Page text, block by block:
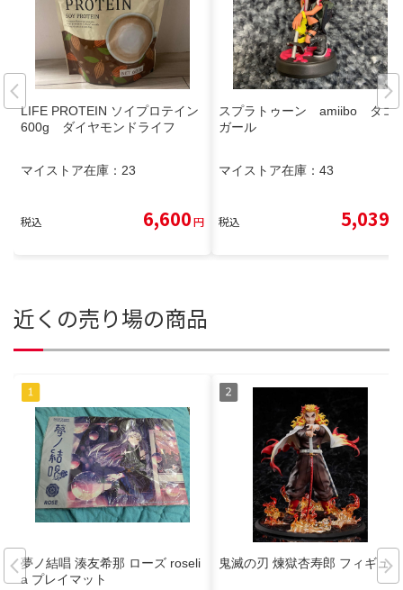
LIFE PROTEIN ソイプロテイン
600g ダイヤモンドライフ
マイストア在庫： 23
税込 6,600円
スプラトゥーン amiibo タコ
ガール
マイストア在庫： 43
税込 5,039
近くの売り場の商品
夢ノ結唱 湊友希那 ローズ roseli
a プレイマット
鬼滅の刃 煉獄杏寿郎 フィギュア